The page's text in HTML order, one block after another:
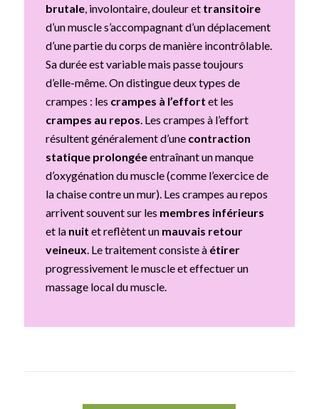
brutale, involontaire, douleur et transitoire
d’un muscle s’accompagnant d’un déplacement
d’une partie du corps de manière incontrôlable.
Sa durée est variable mais passe toujours
d’elle-même. On distingue deux types de
crampes : les crampes à l’effort et les
crampes au repos . Les crampes à l’effort
résultent généralement d’une contraction
statique prolongéeentraînant un manque
d’oxygénation du muscle (comme l’exercice de
la chaise contre un mur). Les crampes au repos
arrivent souvent sur les membres inférieurs
et la nuit et reflètent un mauvais retour
veineux . Le traitement consiste à étirer
progressivement le muscle et effectuer un
massage local du muscle.